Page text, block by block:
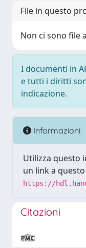
File in questo
Non ci sono file
I documenti in
e tutti i diritti
indicazione.
Informazioni
Utilizza questo
un link a
https://
Citazioni